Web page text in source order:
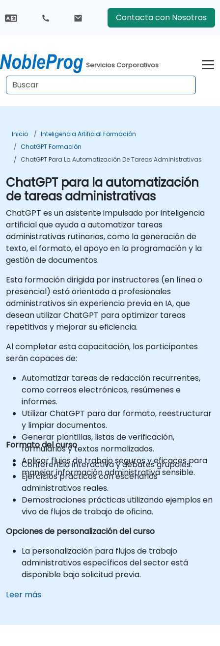
Contacta con Nosotros
Servicios Corporativos
Inicio
Inteligencia Artificial Formación
ChatGPT Formación
ChatGPT Para La Automatización De Tareas Administrativas
ChatGPT para la automatización
de tareas administrativas
ChatGPT es un asistente impulsado por inteligencia
artificial que ayuda a automatizar tareas
administrativas rutinarias, como la generación de
texto, el formato, el apoyo en la programación y la
gestión de documentos.
Esta formación dirigida por instructores (en línea o
presencial) está orientada a profesionales
administrativos sin experiencia previa en IA, que
desean utilizar ChatGPT para optimizar tareas
repetitivas y mejorar su eficiencia.
Al completar esta capacitación, los participantes
serán capaces de:
Automatizar tareas de redacción recurrentes,
como correos electrónicos, resúmenes e
informes.
Utilizar ChatGPT para dar formato, reestructurar
y limpiar documentos.
Generar plantillas, listas de verificación,
formularios y textos normalizados.
Aplicar flujos de trabajo seguros y eficaces para
manejar información administrativa sensible.
Formato del curso
Conferencia interactiva y debates grupales.
Ejercicios prácticos con escenarios
administrativos reales.
Demostraciones prácticas utilizando ejemplos en
vivo de flujos de trabajo de oficina.
Opciones de personalización del curso
La personalización para flujos de trabajo
administrativos específicos del sector está
disponible bajo solicitud previa.
Leer más